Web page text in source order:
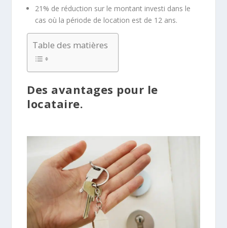
21% de réduction sur le montant investi dans le
cas où la période de location est de 12 ans.
Table des matières
Des avantages pour le
locataire.